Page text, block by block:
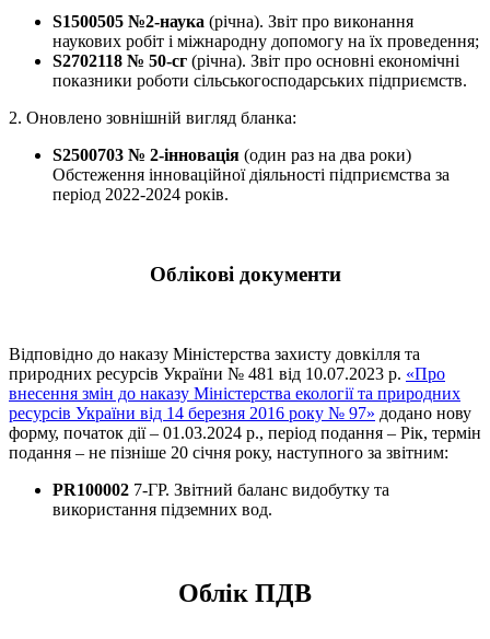
S1500505 №2-наука (річна). Звіт про виконання
наукових робіт і міжнародну допомогу на їх проведення;
S2702118 № 50-сг (річна). Звіт про основні економічні
показники роботи сільськогосподарських підприємств.
2. Оновлено зовнішній вигляд бланка:
S2500703 № 2-інновація (один раз на два роки)
Обстеження інноваційної діяльності підприємства за
період 2022-2024 років.
Облікові документи
Відповідно до наказу Міністерства захисту довкілля та
природних ресурсів України № 481 від 10.07.2023 р. «Про
внесення змін до наказу Міністерства екології та природних
ресурсів України від 14 березня 2016 року № 97» додано нову
форму, початок дії – 01.03.2024 р., період подання – Рік, термін
подання – не пізніше 20 січня року, наступного за звітним:
PR100002 7-ГР. Звітний баланс видобутку та
використання підземних вод.
Облік ПДВ